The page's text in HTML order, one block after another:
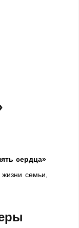
сердца»
семьи,